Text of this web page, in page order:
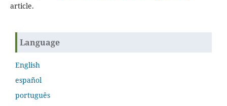
article.
Language
English
español
português